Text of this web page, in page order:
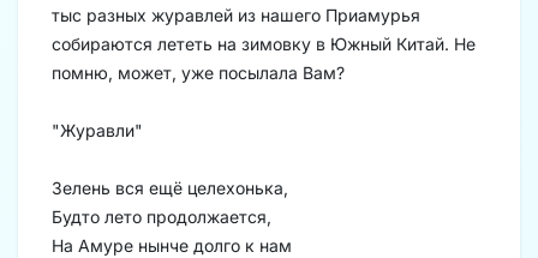
тыс разных журавлей из нашего Приамурья
собираются лететь на зимовку в Южный Китай. Не
помню, может, уже посылала Вам?
"Журавли"
Зелень вся ещё целехонька,
Будто лето продолжается,
На Амуре нынче долго к нам